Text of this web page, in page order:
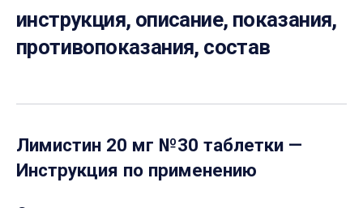
инструкция, описание, показания,
противопоказания, состав
Лимистин 20 мг №30 таблетки —
Инструкция по применению